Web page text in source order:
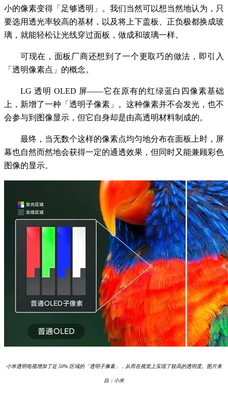
小的像素变得「足够透明」。我们当然可以想当然地认为，只
要选用透光率较高的基材，以及将上下盖板、正负极都换成玻
璃，就能轻松让光线穿过面板，做成和玻璃一样。
可现在，面板厂商还想到了一个更取巧的做法，即引入
「透明像素点」的概念。
LG 透明 OLED 屏——它在原有的红绿蓝白四像素基础
上，新增了一种「透明子像素」。这种像素并不会发光，也不
会参与到图像显示，但它自身却是由高透明材料制成的。
最终，当无数个这样的像素点均匀地分布在面板上时，屏
幕也自然而然地会获得一定的通透效果，但同时又能兼顾彩色
图像的显示。
小米透明电视增加了近 50% 区域的「透明子像素」，从而在视觉上实现了较高的透明度。图片来
自：小米